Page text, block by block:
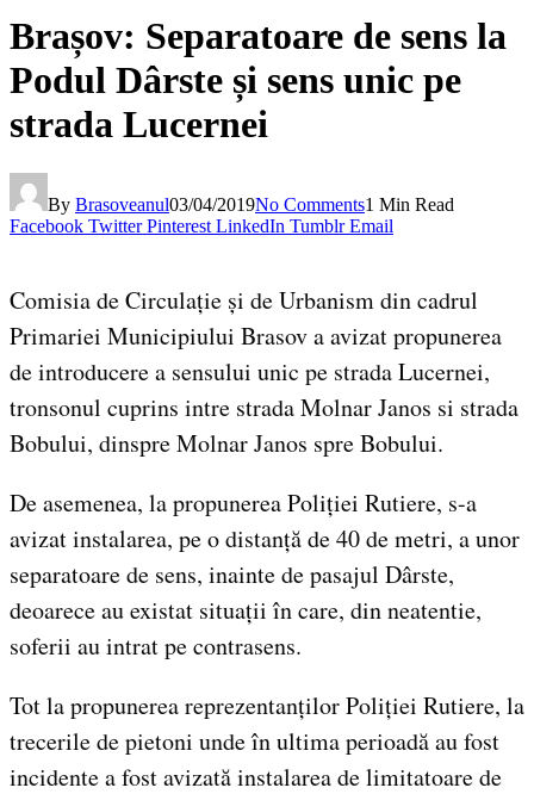
Brașov: Separatoare de sens la
Podul Dârste și sens unic pe
strada Lucernei
By Brasoveanul03/04/2019No Comments1 Min Read
Facebook Twitter Pinterest LinkedIn Tumblr Email
Comisia de Circulație și de Urbanism din cadrul
Primariei Municipiului Brasov a avizat propunerea
de introducere a sensului unic pe strada Lucernei,
tronsonul cuprins intre strada Molnar Janos si strada
Bobului, dinspre Molnar Janos spre Bobului.
De asemenea, la propunerea Poliției Rutiere, s-a
avizat instalarea, pe o distanță de 40 de metri, a unor
separatoare de sens, inainte de pasajul Dârste,
deoarece au existat situații în care, din neatentie,
soferii au intrat pe contrasens.
Tot la propunerea reprezentanților Poliției Rutiere, la
trecerile de pietoni unde în ultima perioadă au fost
incidente a fost avizată instalarea de limitatoare de